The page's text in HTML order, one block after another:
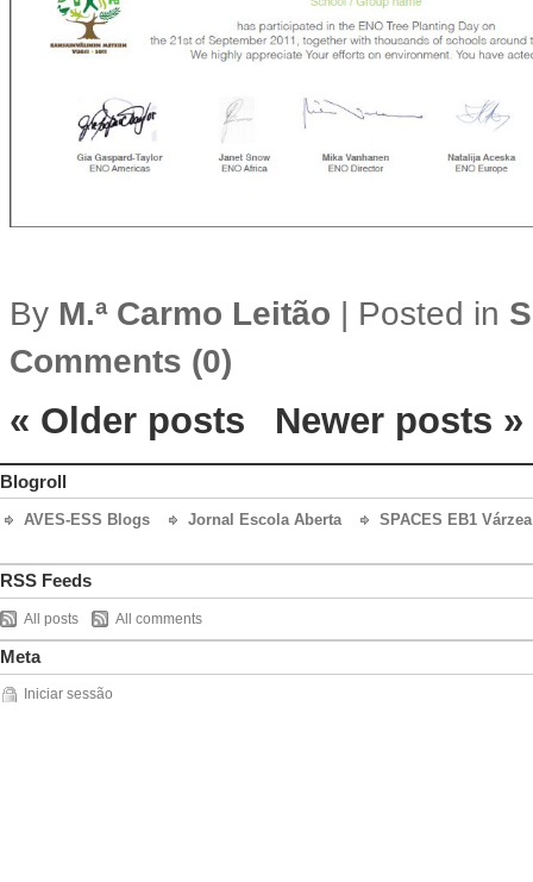
By M.ª Carmo Leitão | Posted in
Comments (0)
« Older posts Newer posts »
Blogroll
AVES-ESS Blogs Jornal Escola Aberta SPACES EB1
RSS Feeds
All posts All comments
Meta
Iniciar sessão